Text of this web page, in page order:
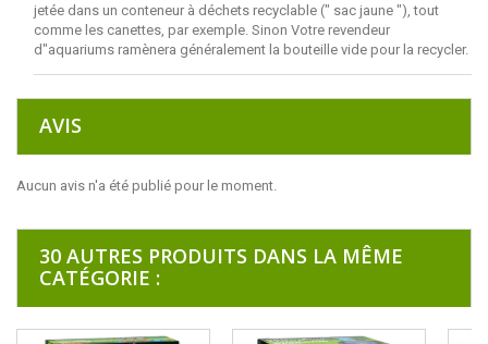
jetée dans un conteneur à déchets recyclable (" sac jaune "), tout
comme les canettes, par exemple. Sinon Votre revendeur
d"aquariums ramènera généralement la bouteille vide pour la recycler.
AVIS
Aucun avis n'a été publié pour le moment.
30 AUTRES PRODUITS DANS LA MÊME
CATÉGORIE :